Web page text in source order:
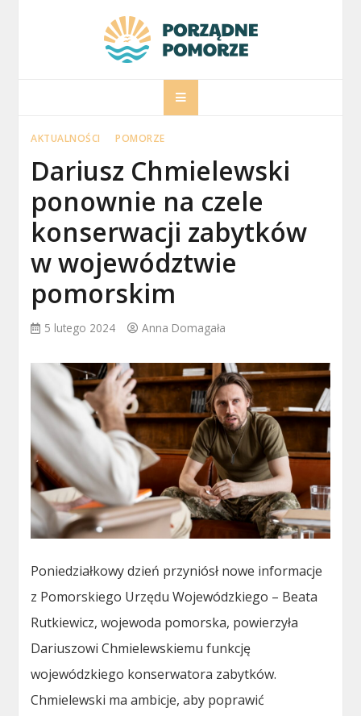
Informacje na temat Pomorza
AKTUALNOŚCI POMORZE
Dariusz Chmielewski
ponownie na czele
konserwacji zabytków
w województwie
pomorskim
5 lutego 2024 Anna Domagała
Poniedziałkowy dzień przyniósł nowe informacje
z Pomorskiego Urzędu Wojewódzkiego – Beata
Rutkiewicz, wojewoda pomorska, powierzyła
Dariuszowi Chmielewskiemu funkcję
wojewódzkiego konserwatora zabytków.
Chmielewski ma ambicje, aby poprawić